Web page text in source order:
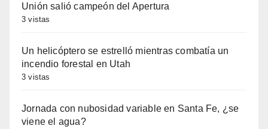
Unión salió campeón del Apertura
3 vistas
Un helicóptero se estrelló mientras combatía un
incendio forestal en Utah
3 vistas
Jornada con nubosidad variable en Santa Fe, ¿se
viene el agua?